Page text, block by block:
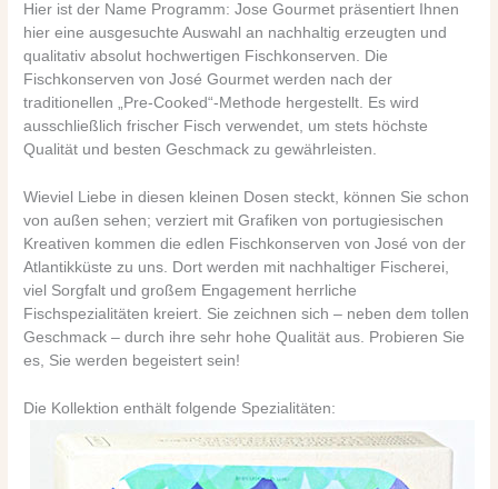
Hier ist der Name Programm: Jose Gourmet präsentiert Ihnen
hier eine ausgesuchte Auswahl an nachhaltig erzeugten und
qualitativ absolut hochwertigen Fischkonserven. Die
Fischkonserven von José Gourmet werden nach der
traditionellen „Pre-Cooked“-Methode hergestellt. Es wird
ausschließlich frischer Fisch verwendet, um stets höchste
Qualität und besten Geschmack zu gewährleisten.
Wieviel Liebe in diesen kleinen Dosen steckt, können Sie schon
von außen sehen; verziert mit Grafiken von portugiesischen
Kreativen kommen die edlen Fischkonserven von José von der
Atlantikküste zu uns. Dort werden mit nachhaltiger Fischerei,
viel Sorgfalt und großem Engagement herrliche
Fischspezialitäten kreiert. Sie zeichnen sich – neben dem tollen
Geschmack – durch ihre sehr hohe Qualität aus. Probieren Sie
es, Sie werden begeistert sein!
Die Kollektion enthält folgende Spezialitäten: